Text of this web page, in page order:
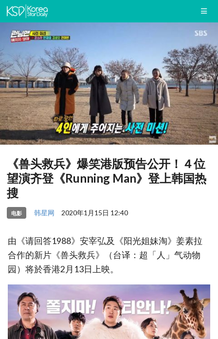
《兽头救兵》爆笑港版预告公开！４位
望演齐登《Running Man》登上韩国热
搜
电影 韩星网 2020年1月15日 12:40
由《请回答1988》安宰弘及《阳光姐妹淘》姜素拉
合作的新片《兽头救兵》（台译：超「人」气动物
园）将於香港2月13日上映。